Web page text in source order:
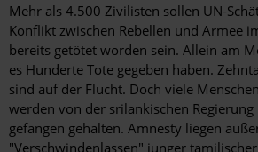
Mehr als 4.500 Zivilisten sollen UN-
Konflikt zwischen Rebellen und Armee
bereits getötet worden sein. Allein am
es Hunderte Tote gegeben haben.
sind auf der Flucht. Doch viele
werden von der srilankischen
gefangen gehalten. Amnesty liegen
"Verschwindenlassen" junger